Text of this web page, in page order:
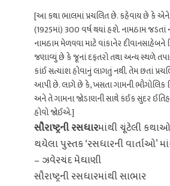
[આ કથા ભાલમાં પ્રચલિત છે. કહેવાય છે કે
(1925માં) 300 વર્ષ થયાં હશે. નામઠામ જડતાં
નામઠામ મેળવવા માટે વાંકાનેર દીવાનસાહેબને
જણાવ્યું છે કે જૂનાં દફતરો તથા અન્ય સ્થળે
કાંઈ સત્યાંશ હોવાનું લાગતું નથી. તેમ છતાં
આપી છે. લાગે છે કે, ખસતા ગામની ભૌગોલિક
અને તે ગામના જોડાણની સાથે કંઈક સુંદર
હોવો જોઈએ.]
સૌરાષ્ટ્રની રસધારમાંથી ચૂંટેલી
થયેલા પુસ્તક ‘રસધારની વાર્તાઓ’
– ઝવેરચંદ મેઘાણી
સૌરાષ્ટ્રની રસધારમાંથી સાભાર